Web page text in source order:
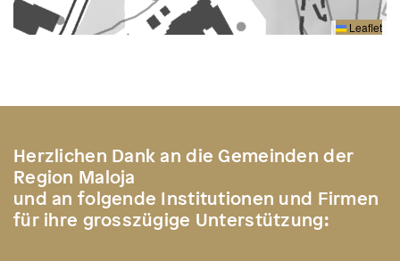
Leaflet
Herzlichen Dank an die Gemeinden der
Region Maloja
und an folgende Institutionen und Firmen
für ihre grosszügige Unterstützung: